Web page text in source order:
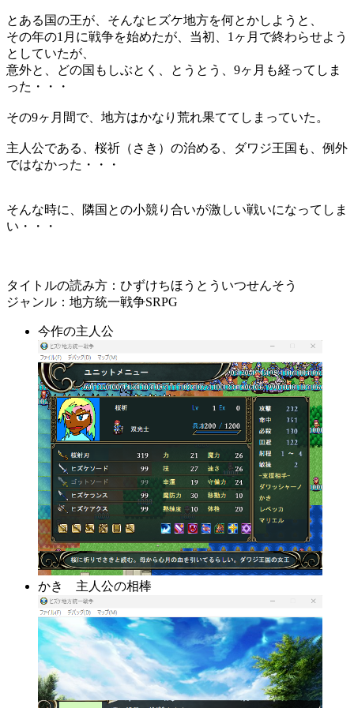
とある国の王が、そんなヒズケ地方を何とかしようと、
その年の1月に戦争を始めたが、当初、1ヶ月で終わらせよう
としていたが、
意外と、どの国もしぶとく、とうとう、9ヶ月も経ってしま
った・・・
その9ヶ月間で、地方はかなり荒れ果ててしまっていた。
主人公である、桜祈（さき）の治める、ダワジ王国も、例外
ではなかった・・・
そんな時に、隣国との小競り合いが激しい戦いになってしま
い・・・
タイトルの読み方：ひずけちほうとういつせんそう
ジャンル：地方統一戦争SRPG
今作の主人公
かき 主人公の相棒